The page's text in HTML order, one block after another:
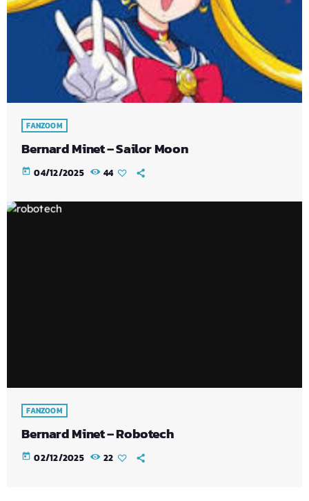
FANZOOM
Bernard Minet – Sailor Moon
today 04/12/2025 44
FANZOOM
Bernard Minet – Robotech
today 02/12/2025 22